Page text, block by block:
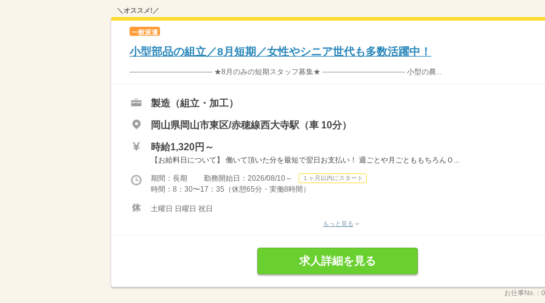
＼オススメ!／
一般派遣
小型部品の組立／8月短期／女性やシニア世代も多数活躍中！
---------------------------------- ★8月のみの短期スタッフ募集★ ---------------------------------- 小型の農...
製造（組立・加工）
岡山県岡山市東区/赤穂線西大寺駅（車 10分）
時給1,320円～
【お給料日について】 働いて頂いた分を最短で翌日お支払い！ 週ごとや月ごとももちろんＯ...
期間：長期 勤務開始日：2026/08/10～ １ヶ月以内にスタート
時間：8：30〜17：35（休憩65分・実働8時間）
土曜日 日曜日 祝日
もっと見る
求人詳細を見る
お仕事No.：